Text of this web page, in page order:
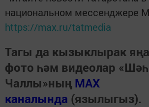
национальном мессенджере
https://max.ru/tatmedia
Тагы да кызыклырак
фото һәм видеолар
Чаллы»ның MAX
каналында (язылыгыз).